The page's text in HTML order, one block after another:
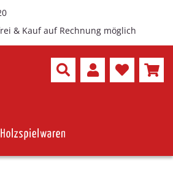
& Kauf auf Rechnung möglich